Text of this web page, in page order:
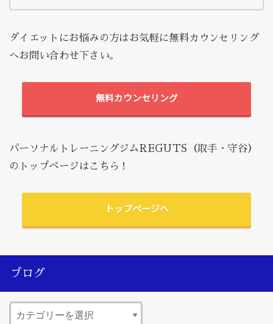
ダイエットにお悩みの方はお気軽に無料カウンセリング
へお問い合わせ下さい。
無料カウンセリング
パーソナルトレーニングジムREGUTS（取手・守谷）
のトップページはこちら！
トップページへ
ブログ